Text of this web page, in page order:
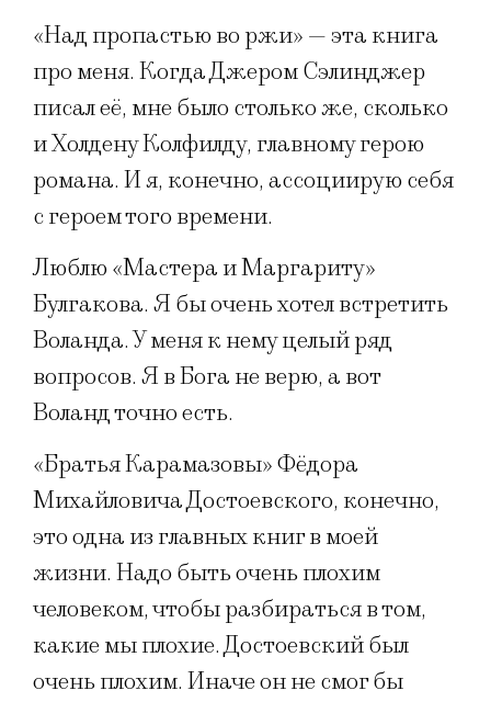
«Над пропастью во ржи» — эта книга
про меня. Когда Джером Сэлинджер
писал её, мне было столько же, сколько
и Холдену Колфилду, главному герою
романа. И я, конечно, ассоциирую себя
с героем того времени.
Люблю «Мастера и Маргариту»
Булгакова. Я бы очень хотел встретить
Воланда. У меня к нему целый ряд
вопросов. Я в Бога не верю, а вот
Воланд точно есть.
«Братья Карамазовы» Фёдора
Михайловича Достоевского, конечно,
это одна из главных книг в моей
жизни. Надо быть очень плохим
человеком, чтобы разбираться в том,
какие мы плохие. Достоевский был
очень плохим. Иначе он не смог бы